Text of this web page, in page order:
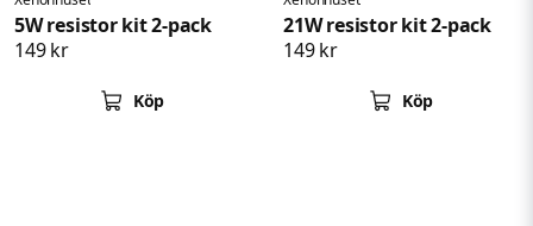
5W resistor kit 2-pack
149 kr
Köp
21W resistor kit 2-pack
149 kr
Köp